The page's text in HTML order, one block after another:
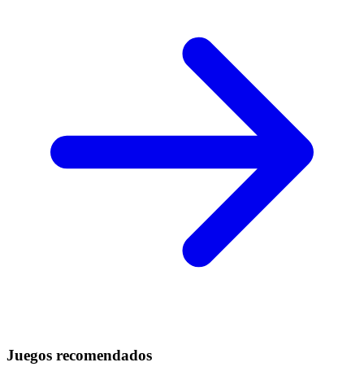
Juegos recomendados